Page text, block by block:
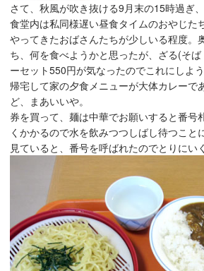
さて、秋風が吹き抜ける9月末の15時過ぎ
食堂内は私同様遅い昼食タイムのおやじた
やってきたおばさんたちが少しいる程度。
ち、何を食べようかと思ったが、ざる(そ
ーセット550円が気なったのでこれにしよ
帰宅して家の夕食メニューが大体カレーで
ど、まあいいや。
券を買って、麺は中華でお願いすると番号
くかかるので水を飲みつつしばし待つこと
見ていると、番号を呼ばれたのでとりにいく